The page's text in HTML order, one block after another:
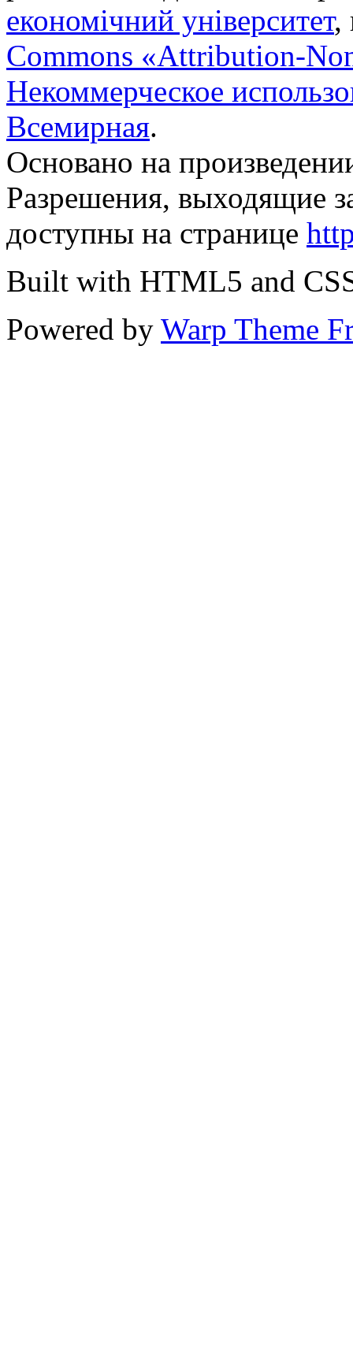
економічний університет,
Commons «Attribution-
Некоммерческое
Всемирная.
Основано на
Разрешения, выходящие
доступны на странице
Built with HTML5 and
Powered by Warp Theme